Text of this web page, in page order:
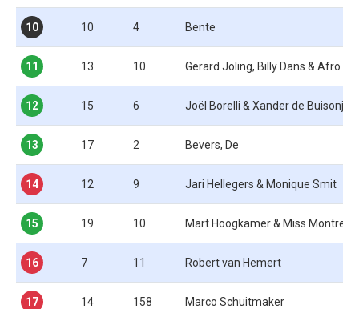
10 10 4 Bente
11 13 10 Gerard Joling, Billy Dans & Afro
12 15 6 Joël Borelli & Xander de Buisonjé
13 17 2 Bevers, De
14 12 9 Jari Hellegers & Monique Smit
15 19 10 Mart Hoogkamer & Miss Montreal
16 7 11 Robert van Hemert
17 14 158 Marco Schuitmaker